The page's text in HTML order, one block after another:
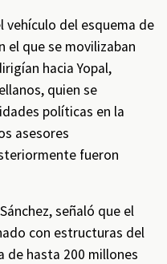
vehículo del esquema de
que se movilizaban
hacia Yopal,
quien se
políticas en la
asesores
fueron
señaló que el
con estructuras del
de hasta 200 millones